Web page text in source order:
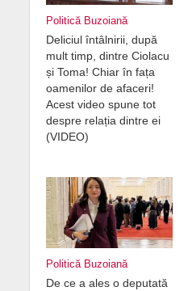
Politică Buzoiană
Deliciul întâlnirii, după
mult timp, dintre Ciolacu
și Toma! Chiar în fața
oamenilor de afaceri!
Acest video spune tot
despre relația dintre ei
(VIDEO)
Politică Buzoiană
De ce a ales o deputată